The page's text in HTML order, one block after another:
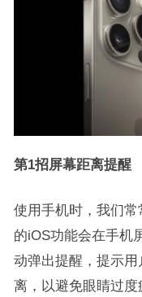
第1招屏幕距离提醒
使用手机时，我们
的iOS功能会在手机
动弹出提醒，提示
离，以避免眼睛过度